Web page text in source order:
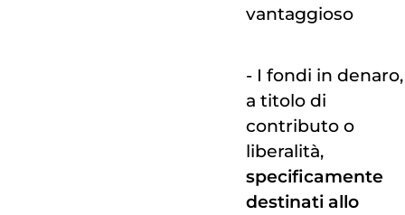
vantaggioso
- I fondi in denaro,
a titolo di
contributo o
liberalità,
specificamente
destinati allo